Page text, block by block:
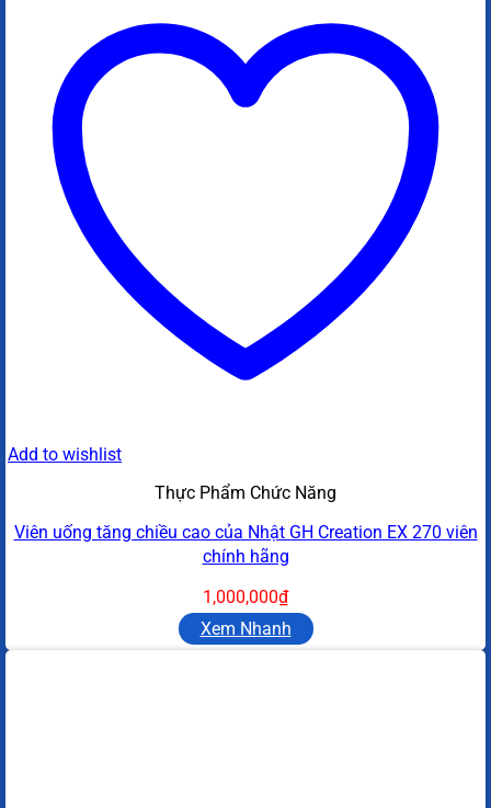
Add to wishlist
Thực Phẩm Chức Năng
Viên uống tăng chiều cao của Nhật GH Creation EX 270 viên
chính hãng
1,000,000₫
Xem Nhanh